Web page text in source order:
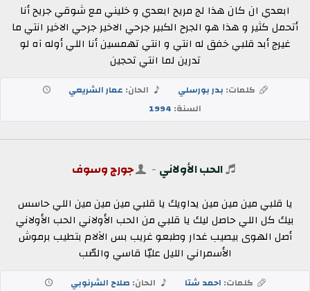
ابعدي ان كان هذا لج مريح ابعدي و خليني مع شوقي جريح أنا
أتحمل كثير و هذا هو الجرح الكبير جرحي الاخير جرحي الاخير انتي ما
غيرج أبد قلبي خفق له انتي و انتي تهمسين أنا اللي أوله آه لو
تدرين لما انتي تحجين
كلمات: بدر بورسلي الحان: عمار الشريعي
السنة: 1994
الحب الأولاني - جورج وسوف
يا قلبي مين مين مين يداويك يا قلبي مين مين مين اللي حاسس
بيك كل اللي حاصل ليك يا قلبي من الحب الأولاني الحب الأولاني
أصل الهوى بيصيب غدار وطبعو غريب بس الآلام بتطيب برموش
الأسمراني الليل عليّا قاسي والصّب
كلمات: احمد شتا الحان: صلاح الشرنوبي